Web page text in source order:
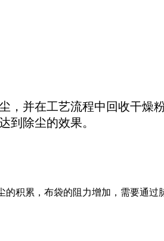
并在工艺流程中回收干燥
到除尘的效果‌。
积累，布袋的阻力增加，需要通过